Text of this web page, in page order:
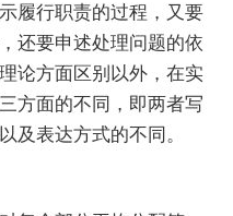
履行职责的过程，又要
还要申述处理问题的依
论方面区别以外，在实
方面的不同，即两者写
及表达方式的不同。